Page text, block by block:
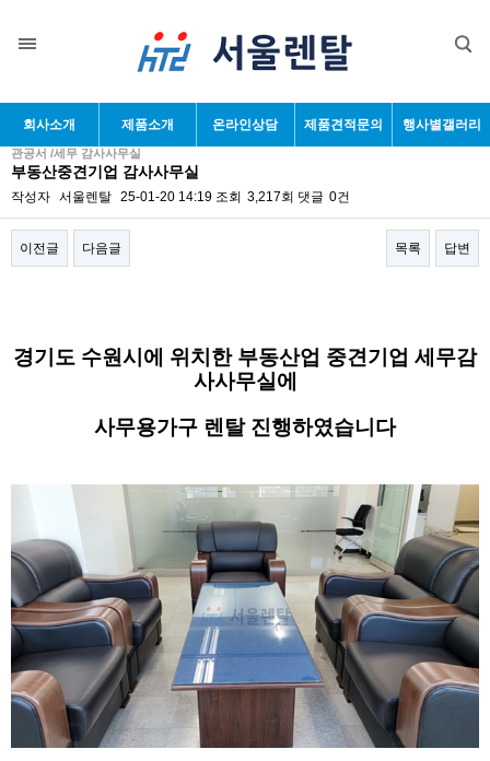
회사소개 제품소개 온라인상담 제품견적문의 행사별갤러리
관공서 /세무 감사사무실
부동산중견기업 감사사무실
작성자 서울렌탈 25-01-20 14:19 조회 3,217회 댓글 0건
이전글 다음글 목록 답변
경기도 수원시에 위치한 부동산업 중견기업 세무감
사사무실에
사무용가구 렌탈 진행하였습니다